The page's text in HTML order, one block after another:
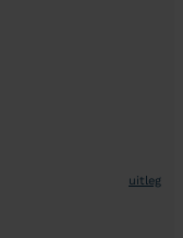
uitleg